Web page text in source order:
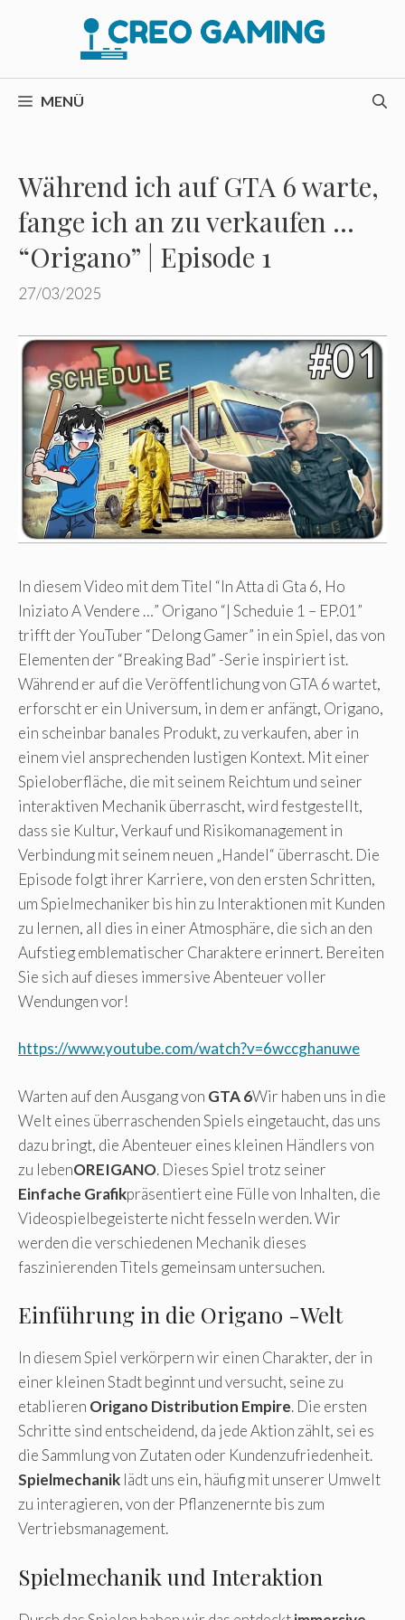
MENÜ
Während ich auf GTA 6 warte,
fange ich an zu verkaufen …
“Origano” | Episode 1
27/03/2025
In diesem Video mit dem Titel “In Atta di Gta 6, Ho
Iniziato A Vendere …” Origano “| Scheduie 1 – EP.01”
trifft der YouTuber “Delong Gamer” in ein Spiel, das von
Elementen der “Breaking Bad” -Serie inspiriert ist.
Während er auf die Veröffentlichung von GTA 6 wartet,
erforscht er ein Universum, in dem er anfängt, Origano,
ein scheinbar banales Produkt, zu verkaufen, aber in
einem viel ansprechenden lustigen Kontext. Mit einer
Spieloberfläche, die mit seinem Reichtum und seiner
interaktiven Mechanik überrascht, wird festgestellt,
dass sie Kultur, Verkauf und Risikomanagement in
Verbindung mit seinem neuen „Handel“ überrascht. Die
Episode folgt ihrer Karriere, von den ersten Schritten,
um Spielmechaniker bis hin zu Interaktionen mit Kunden
zu lernen, all dies in einer Atmosphäre, die sich an den
Aufstieg emblematischer Charaktere erinnert. Bereiten
Sie sich auf dieses immersive Abenteuer voller
Wendungen vor!
https://www.youtube.com/watch?v=6wccghanuwe
Warten auf den Ausgang von GTA 6Wir haben uns in die
Welt eines überraschenden Spiels eingetaucht, das uns
dazu bringt, die Abenteuer eines kleinen Händlers von
zu lebenOREIGANO. Dieses Spiel trotz seiner
Einfache Grafikpräsentiert eine Fülle von Inhalten, die
Videospielbegeisterte nicht fesseln werden. Wir
werden die verschiedenen Mechanik dieses
faszinierenden Titels gemeinsam untersuchen.
Einführung in die Origano -Welt
In diesem Spiel verkörpern wir einen Charakter, der in
einer kleinen Stadt beginnt und versucht, seine zu
etablieren Origano Distribution Empire. Die ersten
Schritte sind entscheidend, da jede Aktion zählt, sei es
die Sammlung von Zutaten oder Kundenzufriedenheit.
Spielmechanik lädt uns ein, häufig mit unserer Umwelt
zu interagieren, von der Pflanzenernte bis zum
Vertriebsmanagement.
Spielmechanik und Interaktion